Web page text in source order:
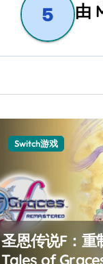
由
Switch游戏
圣恩传说F：重
Tales of